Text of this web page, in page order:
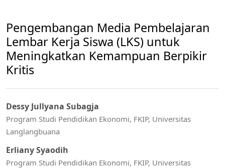
Pengembangan Media Pembelajaran
Lembar Kerja Siswa (LKS) untuk
Meningkatkan Kemampuan Berpikir
Kritis
Dessy Jullyana Subagja
Program Studi Pendidikan Ekonomi, FKIP, Universitas
Langlangbuana
Erliany Syaodih
Program Studi Pendidikan Ekonomi, FKIP, Universitas